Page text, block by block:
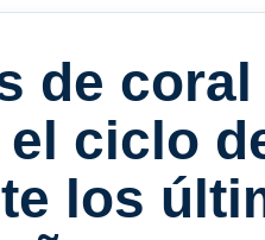
de coral
ciclo
los